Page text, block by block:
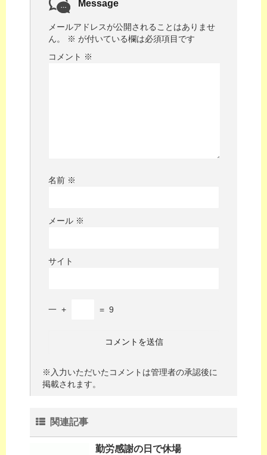
Message
メールアドレスが公開されることはありませ
ん。
※ が付いている欄は必須項目です
コメント ※
名前 ※
メール ※
サイト
一 + = 9
※入力いただいたコメントは管理者の承認後に
掲載されます。
関連記事
勤労感謝の日で休場